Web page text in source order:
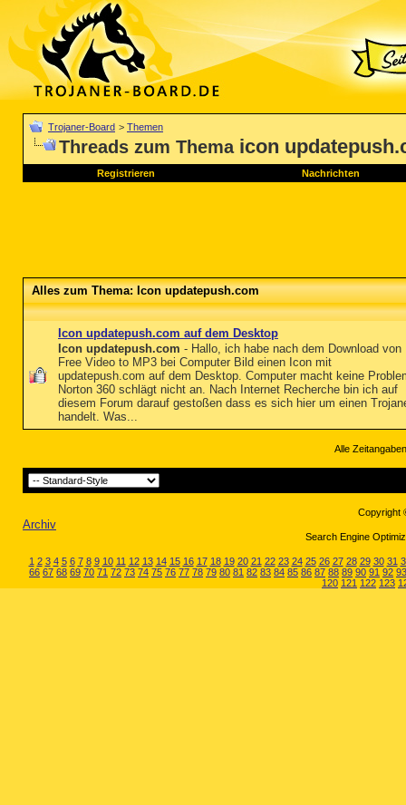
Trojaner-Board > Themen
Threads zum Thema icon
Registrieren Nachrichten
Alles zum Thema: Icon updatepush.com
Icon updatepush.com auf dem Desktop
Icon updatepush.com - Hallo, ich habe nach dem Download von
Free Video to MP3 bei Computer Bild einen Icon mit
updatepush.com auf dem Desktop. Computer macht keine
Norton 360 schlägt nicht an. Nach Internet Recherche bin ich auf
diesem Forum darauf gestoßen dass es sich hier um einen
handelt. Was...
Alle
Copyright
Archiv
Search Engine
1 2 3 4 5 6 7 8 9 10 11 12 13 14 15 16 17 18 19 20 21 22 23 24 25 26 27 28 29 30 31
66 67 68 69 70 71 72 73 74 75 76 77 78 79 80 81 82 83 84 85 86 87 88 89 90 91 92 93
120 121 122 123